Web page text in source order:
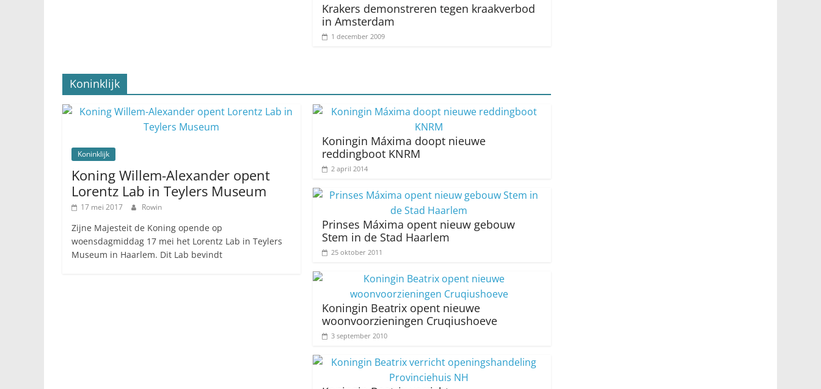
Krakers demonstreren tegen kraakverbod
in Amsterdam
1 december 2009
Koninklijk
Koninklijk
Koning Willem-Alexander opent
Lorentz Lab in Teylers Museum
17 mei 2017 Rowin
Zijne Majesteit de Koning opende op
woensdagmiddag 17 mei het Lorentz Lab in Teylers
Museum in Haarlem. Dit Lab bevindt
Koningin Máxima doopt nieuwe
reddingboot KNRM
2 april 2014
Prinses Máxima opent nieuw gebouw
Stem in de Stad Haarlem
25 oktober 2011
Koningin Beatrix opent nieuwe
woonvoorzieningen Cruqiushoeve
3 september 2010